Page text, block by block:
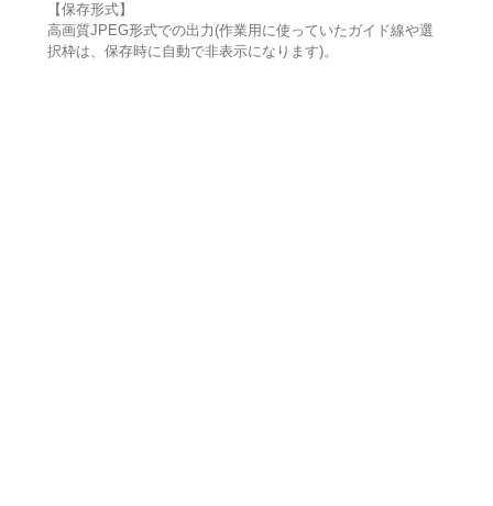
【保存形式】
高画質JPEG形式での出力(作業用に使っていたガイド線や選
択枠は、保存時に自動で非表示になります)。